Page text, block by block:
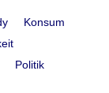
Konsum
Politik